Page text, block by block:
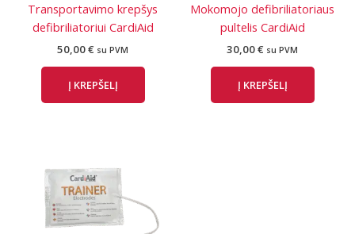
Transportavimo krepšys
defibriliatoriui CardiAid
50,00€ su PVM
Į KREPŠELĮ
Mokomojo defibriliatoriaus
pultelis CardiAid
30,00€ su PVM
Į KREPŠELĮ